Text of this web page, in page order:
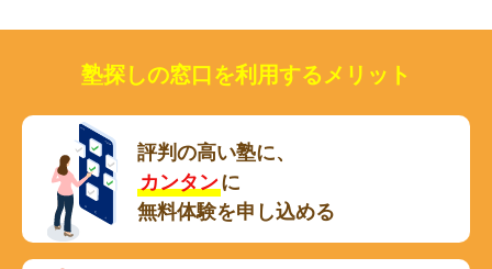
塾探しの窓口を利用するメリット
評判の高い塾に、
カンタンに
無料体験を申し込める